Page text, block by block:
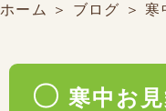
ホーム ＞ ブログ ＞
寒中お